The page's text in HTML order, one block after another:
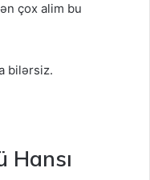
çox alim bu
bilərsiz.
Hansı